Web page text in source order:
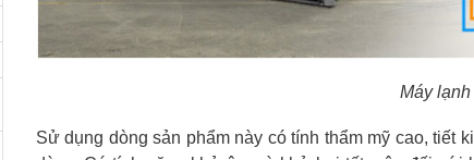
Máy
Sử dụng dòng sản phẩm này có tính thẩm mỹ cao,